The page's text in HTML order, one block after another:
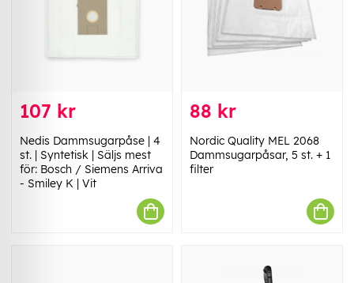
107 kr
Nedis Dammsugarpåse | 4
st. | Syntetisk | Säljs mest
för: Bosch / Siemens Arriva
- Smiley K | Vit
88 kr
Nordic Quality MEL 2068
Dammsugarpåsar, 5 st. + 1
filter